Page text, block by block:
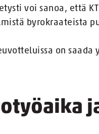
voi sanoa, että
byrokraateista
on